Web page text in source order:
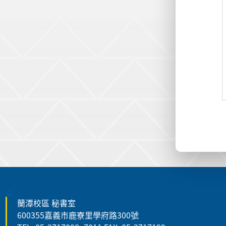
:::
蘭潭校區 秘書室
600355嘉義市鹿寮里學府路300號